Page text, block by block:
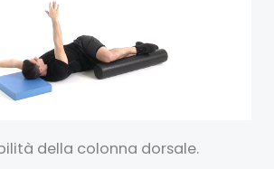
della colonna dorsale.